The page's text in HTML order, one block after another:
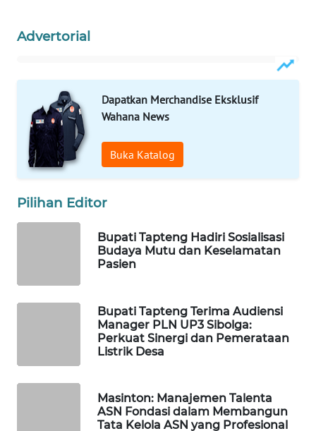
Advertorial
Dapatkan Merchandise Eksklusif
Wahana News
Buka Katalog
Pilihan Editor
Bupati Tapteng Hadiri Sosialisasi
Budaya Mutu dan Keselamatan
Pasien
Bupati Tapteng Terima Audiensi
Manager PLN UP3 Sibolga:
Perkuat Sinergi dan Pemerataan
Listrik Desa
Masinton: Manajemen Talenta
ASN Fondasi dalam Membangun
Tata Kelola ASN yang Profesional
LISTRIK
WALINKI
ID
MAWAKA
MARTABAT
LPKKI